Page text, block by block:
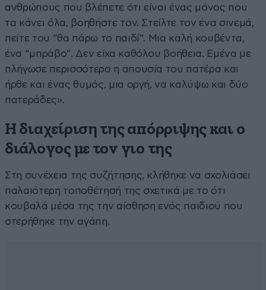
ανθρώπους που βλέπετε ότι είναι ένας μόνος που
τα κάνει όλα, βοηθήστε τον. Στείλτε τον ένα σινεμά,
πείτε του “θα πάρω το παιδί”. Μια καλή κουβέντα,
ένα “μπράβο”. Δεν είχα καθόλου βοήθεια. Εμένα με
πλήγωσε περισσότερο η απουσία του πατέρα και
ήρθε και ένας θυμός, μια οργή, να καλύψω και δύο
πατεράδες».
Η διαχείριση της απόρριψης και ο
διάλογος με τον γιο της
Στη συνέχεια της συζήτησης, κλήθηκε να σχολιάσει
παλαιότερη τοποθέτησή της σχετικά με το ότι
κουβαλά μέσα της την αίσθηση ενός παιδιού που
στερήθηκε την αγάπη.